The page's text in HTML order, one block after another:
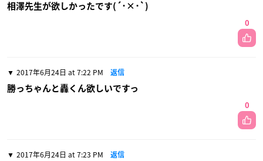
相澤先生が欲しかったです(´･×･`)
0
2017年6月24日 at 7:22 PM 返信
勝っちゃんと轟くん欲しいですっ
0
2017年6月24日 at 7:23 PM 返信